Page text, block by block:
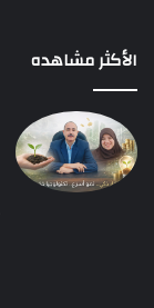
الأكثر مشاهده